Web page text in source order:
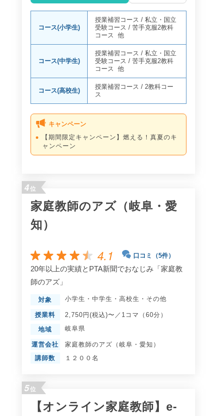
コース(小学生)
授業補習コース /私立・国立
受験コース /苦手克服2教科
コース
他
コース(中学生)
授業補習コース /私立・国立
受験コース /苦手克服2教科
コース
他
コース(高校生)
授業補習コース /2教科コー
ス
キャンペーン
【期間限定キャンペーン】燃える！真夏のキ
ャンペーン
4位
家庭教師のアズ（岐阜・愛
知）
4.1 口コミ（5件）
20年以上の実績とPTA新聞でおなじみ「家庭教
師のアズ」
対象 小学生 ・ 中学生 ・ 高校生 ・ その他
授業料 2,750円(税込)〜／1コマ（60分）
地域 岐阜県
運営会社
家庭教師のアズ（岐阜・愛知）
講師数
１２００名
5位
【オンライン家庭教師】e-